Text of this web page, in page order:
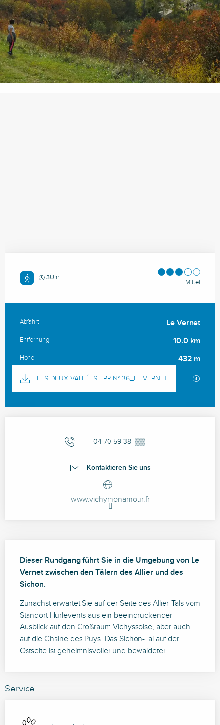
3Uhr
Mittel
Praktische Informationen
Abfahrt Le Vernet
Entfernung 10.0 km
Höhe 432 m
Dokumentation
LES DEUX VALLÉES - PR N° 36_LE VERNET Mit
Öffnungszeiten & Kontaktdaten
04 70 59 38 ▒▒
Kontaktieren Sie uns
www.vichymonamour.fr
Dieser Rundgang führt Sie in die Umgebung von Le
Vernet zwischen den Tälern des Allier und des
Sichon.
Zunächst erwartet Sie auf der Seite des Allier-Tals vom
Standort Hurlevents aus ein beeindruckender
Ausblick auf den Großraum Vichyssoise, aber auch
auf die Chaine des Puys. Das Sichon-Tal auf der
Ostseite ist geheimnisvoller und bewaldeter.
Service